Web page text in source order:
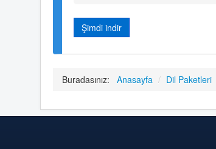
Şimdi indir
Buradasınız: Anasayfa / Dil Paketleri